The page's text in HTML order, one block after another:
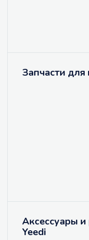
Запчасти для
Аксессуары
Yeedi